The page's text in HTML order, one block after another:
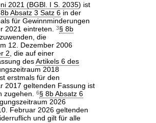
2021 (BGBl. I S. 2035) ist
Absatz 3 Satz 6 in der
für Gewinnminderungen
2021 eintreten. 3§ 8b
die
12. Dezember 2006
2, die auf einer
desArtikels 6 des
2018
erstmals für den
2017 geltenden Fassung ist
zugehen. 6§ 8b Absatz 6
2026
Februar 2026 geltenden
und gilt für alle